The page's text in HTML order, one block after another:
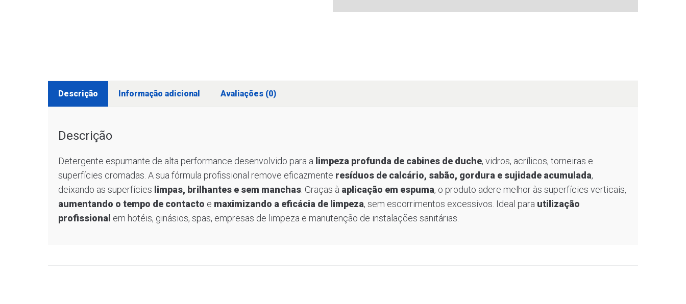
Descrição Informação adicional Avaliações (0)
Descrição
Detergente espumante de alta performance desenvolvido para a limpeza profunda de cabines de duche, vidros, acrílicos, torneiras e
superfícies cromadas. A sua fórmula profissional remove eficazmente resíduos de calcário, sabão, gordura e sujidade acumulada,
deixando as superfícies limpas, brilhantes e sem manchas. Graças à aplicação em espuma, o produto adere melhor às superfícies verticais,
aumentando o tempo de contacto e maximizando a eficácia de limpeza, sem escorrimentos excessivos. Ideal para utilização
profissional em hotéis, ginásios, spas, empresas de limpeza e manutenção de instalações sanitárias.